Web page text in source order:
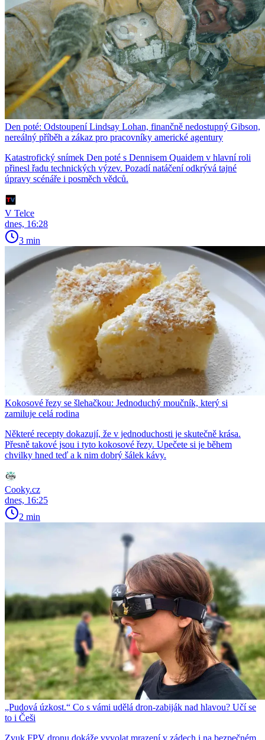
Den poté: Odstoupení Lindsay Lohan, finančně nedostupný Gibson,
nereálný příběh a zákaz pro pracovníky americké agentury
Katastrofický snímek Den poté s Dennisem Quaidem v hlavní roli
přinesl řadu technických výzev. Pozadí natáčení odkrývá tajné
úpravy scénáře i posměch vědců.
V Telce
dnes, 16:28
3 min
Kokosové řezy se šlehačkou: Jednoduchý moučník, který si
zamiluje celá rodina
Některé recepty dokazují, že v jednoduchosti je skutečně krása.
Přesně takové jsou i tyto kokosové řezy. Upečete si je během
chvilky hned teď a k nim dobrý šálek kávy.
Cooky.cz
dnes, 16:25
2 min
„Pudová úzkost.“ Co s vámi udělá dron-zabiják nad hlavou? Učí se
to i Češi
Zvuk FPV dronu dokáže vyvolat mrazení v zádech i na bezpečném